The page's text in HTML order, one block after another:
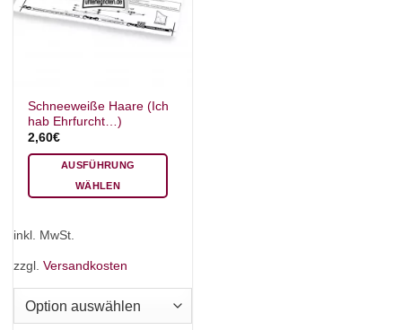
Schneeweiße Haare (Ich
hab Ehrfurcht…)
2,60€
AUSFÜHRUNG
WÄHLEN
mehrere
auf.
inkl. MwSt.
zzgl. Versandkosten